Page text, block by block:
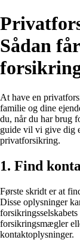
Sådan
At have en
familie og dine
du, når du har brug
guide vil vi give dig
privatforsikring.
1. Find
Første skridt er at
Disse oplysninger
forsikringsmægler
kontaktoplysninger.